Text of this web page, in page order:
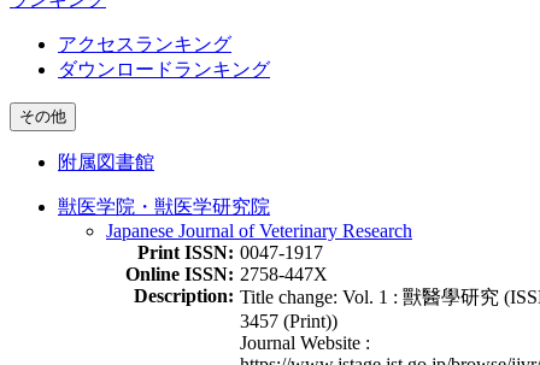
アクセスランキング
ダウンロードランキング
その他
附属図書館
獣医学院・獣医学研究院
Japanese Journal of Veterinary Research
Print ISSN: 0047-1917
Online ISSN: 2758-447X
Description: Title change: Vol. 1 : 獸醫學研究
3457 (Print))
Journal Website :